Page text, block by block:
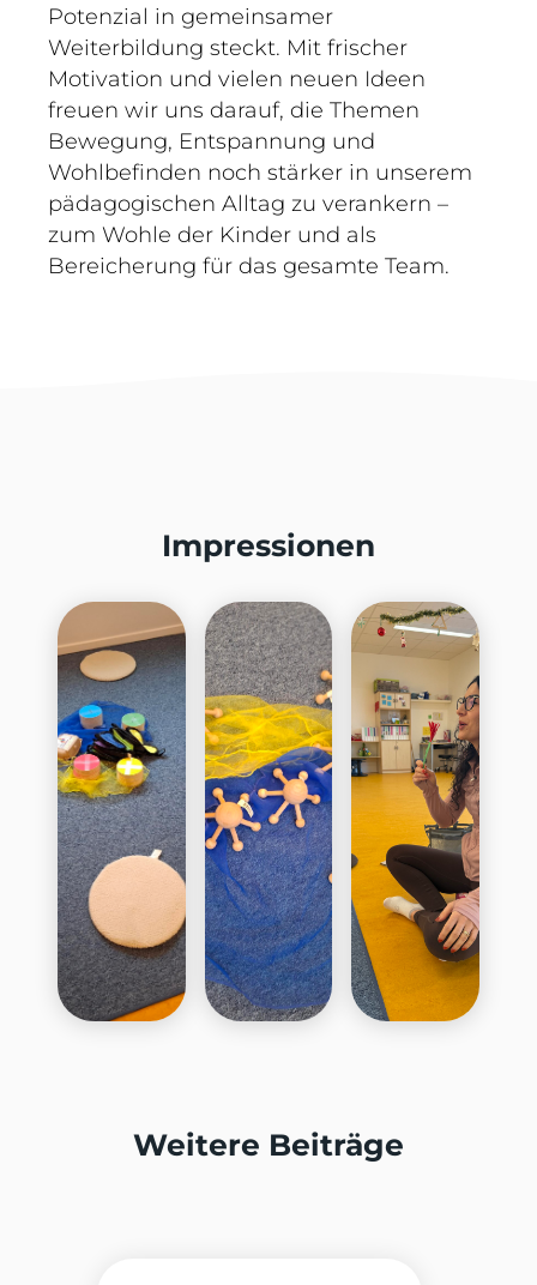
Potenzial in gemeinsamer
Weiterbildung steckt. Mit frischer
Motivation und vielen neuen Ideen
freuen wir uns darauf, die Themen
Bewegung, Entspannung und
Wohlbefinden noch stärker in unserem
pädagogischen Alltag zu verankern –
zum Wohle der Kinder und als
Bereicherung für das gesamte Team.
Impressionen
Weitere Beiträge